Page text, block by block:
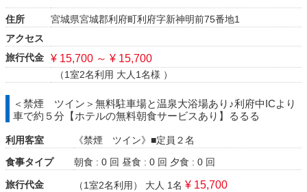
住所
宮城県宮城郡利府町利府字新神明前75番地1
アクセス
旅行代金
¥ 15,700 ～ ¥ 15,700
（1室2名利用 大人1名様 ）
＜禁煙 ツイン＞無料駐車場と温泉大浴場あり♪利府中ICより
車で約５分【ホテルの無料朝食サービスあり】るるる
利用客室
《禁煙 ツイン》■定員２名
食事タイプ
朝食 : 0 回 昼食 : 0 回 夕食 : 0 回
旅行代金 （1室2名利用） 大人 1名 ¥ 15,700